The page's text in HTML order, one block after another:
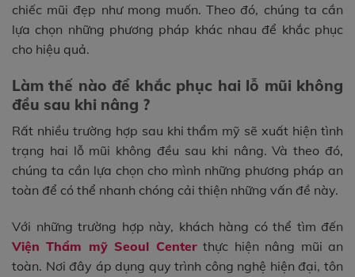
chiếc mũi đẹp như mong muốn. Theo đó, chúng ta cần
lựa chọn những phương pháp khác nhau để khắc phục
cho hiệu quả.
Làm thế nào để khắc phục hai lỗ mũi không
đều sau khi nâng ?
Rất nhiều trường hợp sau khi thẩm mỹ sẽ xuất hiện tình
trạng hai lỗ mũi không đều sau khi nâng. Và theo đó,
chúng ta cần lựa chọn cho mình những phương pháp an
toàn để có thể nhanh chóng cải thiện những vấn đề này.
Với những trường hợp này, khách hàng có thể tìm đến
Viện Thẩm mỹ Seoul Centerthực hiện nâng mũi an
toàn. Nơi đây áp dụng quy trình công nghệ hiện đại, tôn